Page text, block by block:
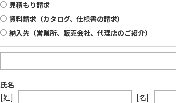
見積もり請求
資料請求（カタログ、仕様書の請求）
納入先（営業所、販売会社、代理店のご紹介）
氏名
[姓]
[名]